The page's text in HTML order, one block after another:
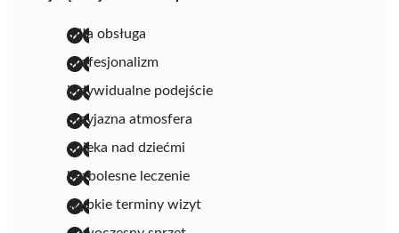
miła obsługa
profesjonalizm
indywidualne podejście
przyjazna atmosfera
opiekа nad dziećmi
bezbolesne leczenie
szybkie terminy wizyt